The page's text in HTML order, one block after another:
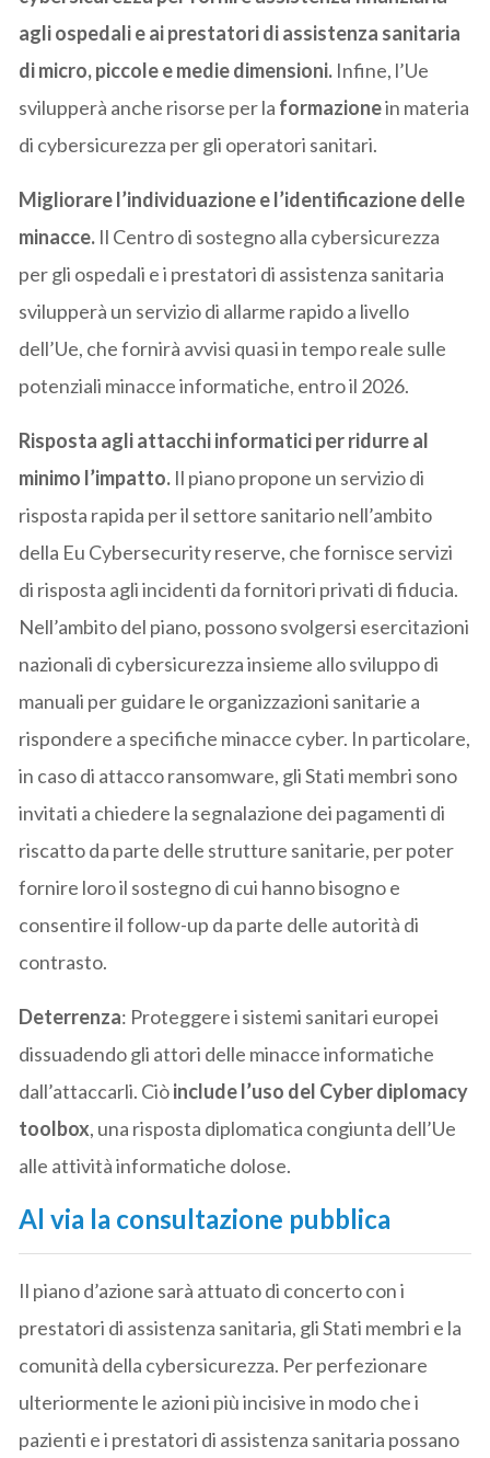
agli ospedali e ai prestatori di assistenza sanitaria
di micro, piccole e medie dimensioni. Infine, l’Ue
svilupperà anche risorse per la formazionein materia
di cybersicurezza per gli operatori sanitari.
Migliorare l’individuazione e l’identificazione delle
minacce. Il Centro di sostegno alla cybersicurezza
per gli ospedali e i prestatori di assistenza sanitaria
svilupperà un servizio di allarme rapido a livello
dell’Ue, che fornirà avvisi quasi in tempo reale sulle
potenziali minacce informatiche, entro il 2026.
Risposta agli attacchi informatici per ridurre al
minimo l’impatto. Il piano propone un servizio di
risposta rapida per il settore sanitario nell’ambito
della Eu Cybersecurity reserve, che fornisce servizi
di risposta agli incidenti da fornitori privati di fiducia.
Nell’ambito del piano, possono svolgersi esercitazioni
nazionali di cybersicurezza insieme allo sviluppo di
manuali per guidare le organizzazioni sanitarie a
rispondere a specifiche minacce cyber. In particolare,
in caso di attacco ransomware, gli Stati membri sono
invitati a chiedere la segnalazione dei pagamenti di
riscatto da parte delle strutture sanitarie, per poter
fornire loro il sostegno di cui hanno bisogno e
consentire il follow-up da parte delle autorità di
contrasto.
Deterrenza: Proteggere i sistemi sanitari europei
dissuadendo gli attori delle minacce informatiche
dall’attaccarli. Ciòinclude l’uso del Cyber diplomacy
toolbox, una risposta diplomatica congiunta dell’Ue
alle attività informatiche dolose.
Al via la consultazione pubblica
Il piano d’azione sarà attuato di concerto con i
prestatori di assistenza sanitaria, gli Stati membri e la
comunità della cybersicurezza. Per perfezionare
ulteriormente le azioni più incisive in modo che i
pazienti e i prestatori di assistenza sanitaria possano